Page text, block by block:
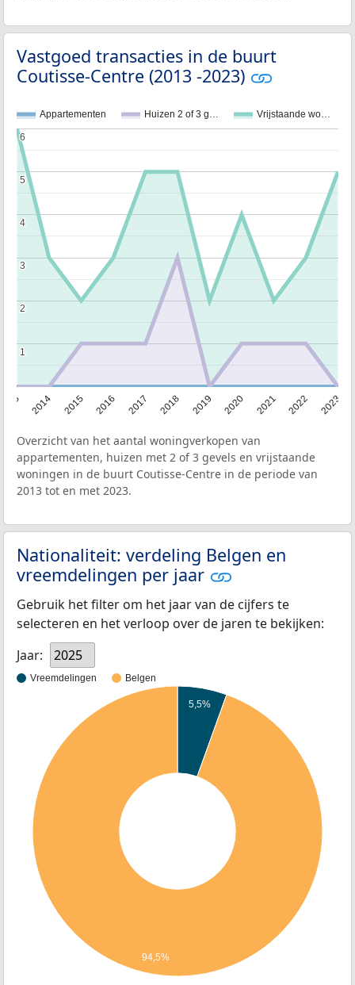
Vastgoed transacties in de buurt
Coutisse-Centre (2013 -2023)
Appartementen Huizen 2 of 3 g… Vrijstaande wo…
2014 2015 2016 2017 2018 2019 2020 2021 2022 2023
1
1
2
2
3
3
4
4
5
5
6
6
Overzicht van het aantal woningverkopen van
appartementen, huizen met 2 of 3 gevels en vrijstaande
woningen in de buurt Coutisse-Centre in de periode van
2013 tot en met 2023.
Nationaliteit: verdeling Belgen en
vreemdelingen per jaar
Gebruik het filter om het jaar van de cijfers te
selecteren en het verloop over de jaren te bekijken:
Jaar:
2025
Vreemdelingen Belgen
5,5%
94,5%